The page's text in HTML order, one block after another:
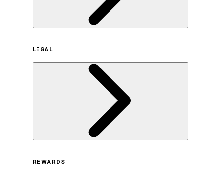
サステナビリティの取り組み（日本）
サステナビリティの取り組み（米国/英語）
ヒストリー
採用情報
LEGAL
REWARDS